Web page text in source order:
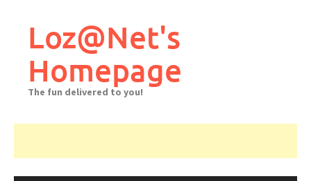
Loz@Net's
Homepage
The fun delivered to you!